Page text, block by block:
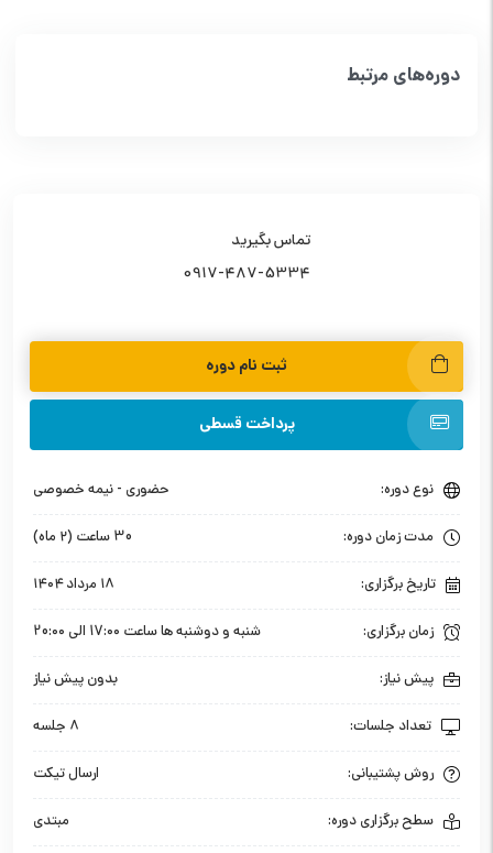
دوره‌های مرتبط
تماس بگیرید
0917-487-5334
ثبت نام دوره
پرداخت قسطی
نوع دوره: حضوری - نیمه خصوصی
مدت زمان دوره: 30 ساعت (۲ ماه)
تاریخ برگزاری: ۱۸ مرداد ۱۴۰۴
زمان برگزاری: شنبه و دوشنبه ها ساعت 17:۰۰ الی 20:۰۰
پیش نیاز: بدون پیش نیاز
تعداد جلسات: ۸ جلسه
روش پشتیبانی: ارسال تیکت
سطح برگزاری دوره: مبتدی